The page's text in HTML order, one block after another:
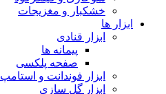
خشکبار و مغزیجات
ابزار ها
ابزار قنادی
پیمانه ها
صفحه پلکسی
ابزار فوندانت و استامپ
ابزار گل سازی